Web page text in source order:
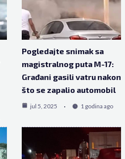
Pogledajte snimak sa
magistralnog puta M-17:
Građani gasili vatru nakon
što se zapalio automobil
jul 5, 2025 1 godina ago